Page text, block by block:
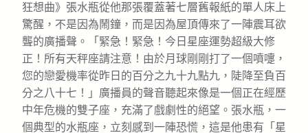
狂想曲》張水瓶從他那張覆蓋著七層舊報紙的單人床上
驚醒，不是因為鬧鐘，而是因為屋頂傳來了一陣震耳欲
聾的廣播聲。「緊急！緊急！今日星座運勢超級大修
正！所有天秤座請注意！由於月球剛剛打了一個噴嚏，
您的戀愛機率從昨日的百分之九十九點九，陡降至負百
分之八十七！」廣播員的聲音聽起來像是一個正在經歷
中年危機的雙子座，充滿了戲劇性的絕望。張水瓶，一
個典型的水瓶座，立刻感到一陣恐慌，這是他患有「星